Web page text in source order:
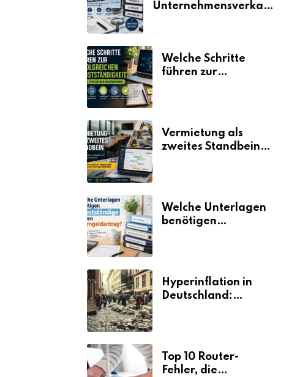
Unternehmensverkauf
Welche Schritte
führen zur
Vermietung als
zweites Standbein:
Umsätze machen
Welche Unterlagen
benötigen
Hyperinflation in
Deutschland:
Top 10 Router-
Fehler, die